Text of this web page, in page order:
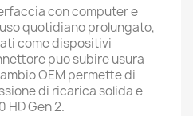
con computer e
quotidiano prolungato,
come dispositivi
puo subire usura
OEM permette di
di ricarica solida e
HD Gen 2.